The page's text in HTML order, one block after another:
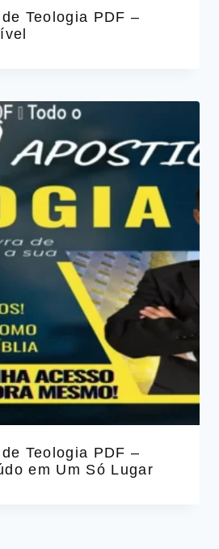
Teologia PDF –
Teologia PDF –
em Um Só Lugar